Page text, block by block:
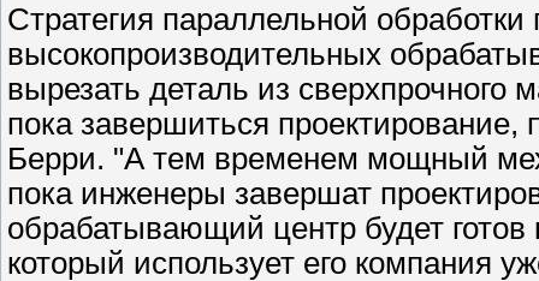
Стратегия параллельной
высокопроизводительных
вырезать деталь из
пока завершиться проектирование,
Берри. "А тем временем мощный
пока инженеры завершат
обрабатывающий центр будет готов
который использует его компания